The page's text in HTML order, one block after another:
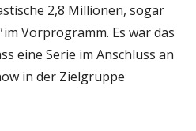
2,8 Millionen, sogar
im Vorprogramm. Es war das
eine Serie im Anschluss an
in der Zielgruppe